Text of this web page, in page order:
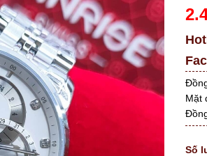
Mặt
Số